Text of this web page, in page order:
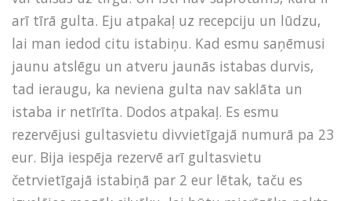
arī tīrā gulta. Eju atpakaļ uz recepciju un lūdzu,
lai man iedod citu istabiņu. Kad esmu saņēmusi
jaunu atslēgu un atveru jaunās istabas durvis,
tad ieraugu, ka neviena gulta nav saklāta un
istaba ir netīrīta. Dodos atpakaļ. Es esmu
rezervējusi gultasvietu divvietīgajā numurā pa 23
eur. Bija iespēja rezervē arī gultasvietu
četrvietīgajā istabiņā par 2 eur lētak, taču es